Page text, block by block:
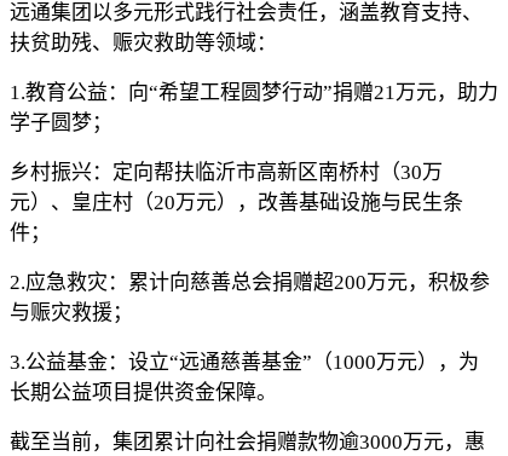
远通集团以多元形式践行社会责任，涵盖教育支持、
扶贫助残、赈灾救助等领域：
1.教育公益：向“希望工程圆梦行动”捐赠21万元，助力
学子圆梦；
乡村振兴：定向帮扶临沂市高新区南桥村（30万
元）、皇庄村（20万元），改善基础设施与民生条
件；
2.应急救灾：累计向慈善总会捐赠超200万元，积极参
与赈灾救援；
3.公益基金：设立“远通慈善基金”（1000万元），为
长期公益项目提供资金保障。
截至当前，集团累计向社会捐赠款物逾3000万元，惠